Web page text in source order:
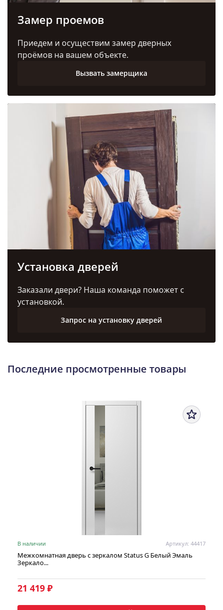
Замер проемов
Приедем и осуществим замер дверных
проёмов на вашем объекте.
Вызвать замерщика
Установка дверей
Заказали двери? Наша команда поможет с
установкой.
Запрос на установку дверей
Последние просмотренные товары
В наличии Артикул: 44417
Межкомнатная дверь с зеркалом Status G Белый Эмаль
Зеркало...
21 419 ₽